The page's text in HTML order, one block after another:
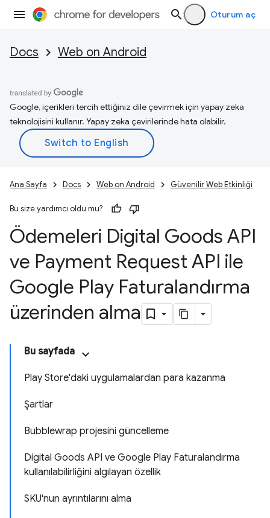
Oturum aç
Docs Web on Android
Google, içerikleri tercih ettiğiniz dile çevirmek için yapay zeka
teknolojisini kullanır. Yapay zeka çevirilerinde hata olabilir.
Ana Sayfa Docs Web on Android Güvenilir Web Etkinliği
Bu size yardımcı oldu mu?
Ödemeleri Digital Goods API
ve Payment Request API ile
Google Play Faturalandırma
üzerinden alma
Bu sayfada
Play Store'daki uygulamalardan para kazanma
Şartlar
Bubblewrap projesini güncelleme
Digital Goods API ve Google Play Faturalandırma
kullanılabilirliğini algılayan özellik
SKU'nun ayrıntılarını alma